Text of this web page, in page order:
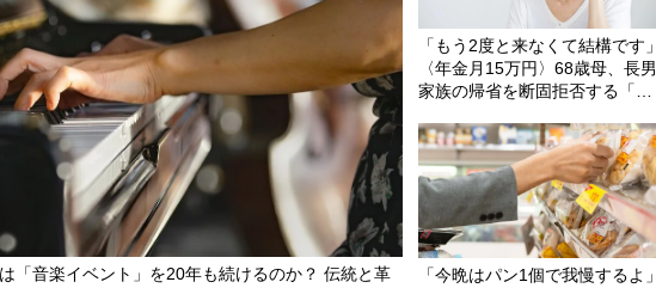
「音楽イベント」を20年も続けるのか？ 伝統と革
「もう2度と来なくて結構です」
〈年金月15万円〉68歳母、長男
家族の帰省を断固拒否する「ま
「今晩はパン1個で我慢するよ」